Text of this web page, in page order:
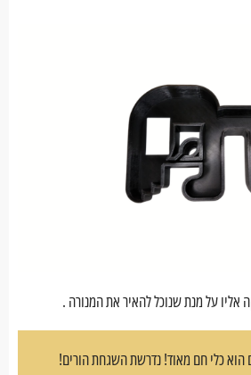
אליו על מנת שנוכל להאיר את המנורה .
הוא כלי חם מאוד! נדרשת השגחת הורים!